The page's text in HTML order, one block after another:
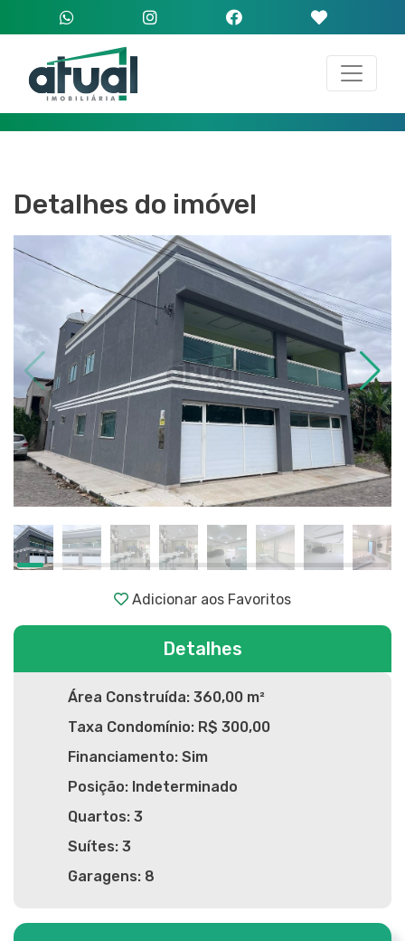
Detalhes do imóvel
Detalhes
Adicionar aos Favoritos
Área Construída: 360,00 m²
Taxa Condomínio: R$ 300,00
Financiamento: Sim
Posição: Indeterminado
Quartos: 3
Suítes: 3
Garagens: 8